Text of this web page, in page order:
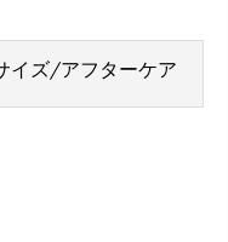
イズ/アフターケア